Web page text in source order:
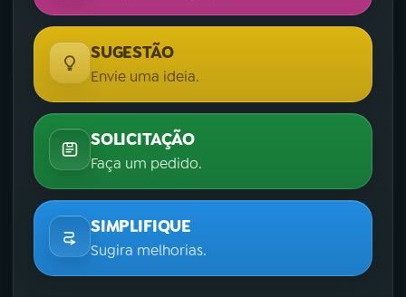
SUGESTÃO
Envie uma ideia.
SOLICITAÇÃO
Faça um pedido.
SIMPLIFIQUE
Sugira melhorias.